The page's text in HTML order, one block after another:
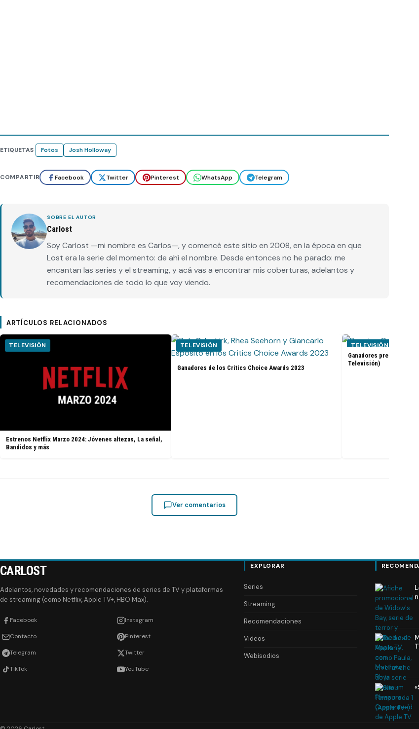
ETIQUETAS Fotos Josh Holloway
COMPARTIR Facebook Twitter Pinterest WhatsApp Telegram
SOBRE EL AUTOR
Carlost
Soy Carlost —mi nombre es Carlos—, y comencé este sitio en 2008, en la época en que
Lost era la serie del momento: de ahí el nombre. Desde entonces no he parado: me
encantan las series y el streaming, y acá vas a encontrar mis coberturas, adelantos y
recomendaciones de todo lo que voy viendo.
ARTÍCULOS RELACIONADOS
TELEVISIÓN
Estrenos Netflix Marzo 2024: Jóvenes altezas, La señal,
Bandidos y más
TELEVISIÓN
Ganadores de los Critics Choice Awards 2023
TELEVISIÓN
Ganadores premios
Televisión)
Ver comentarios
CARLOST
Adelantos, novedades y recomendaciones de series de TV y plataformas
de streaming (como Netflix, Apple TV+, HBO Max).
Facebook Instagram
Contacto Pinterest
Telegram Twitter
TikTok YouTube
EXPLORAR
Series
Streaming
Recomendaciones
Videos
Webisodios